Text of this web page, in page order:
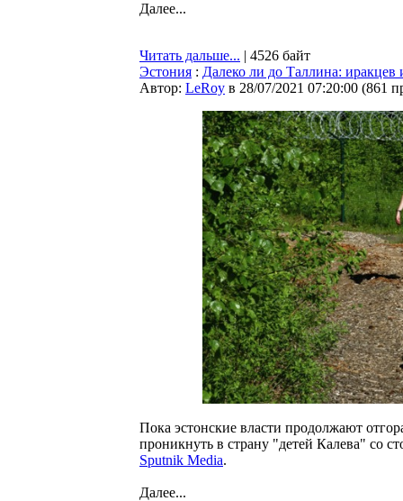
Далее...
Читать дальше... | 4526 байт
Эстония : Далеко ли до Таллина: иракцев
Автор: LeRoy в 28/07/2021 07:20:00 (861
Пока эстонские власти продолжают
проникнуть в страну "детей Калева" со
Sputnik Media.
Далее...